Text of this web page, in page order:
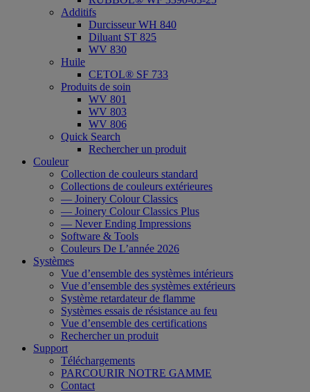
Additifs
Durcisseur WH 840
Diluant ST 825
WV 830
Huile
CETOL® SF 733
Produits de soin
WV 801
WV 803
WV 806
Quick Search
Rechercher un produit
Couleur
Collection de couleurs standard
Collections de couleurs extérieures
— Joinery Colour Classics
— Joinery Colour Classics Plus
— Never Ending Impressions
Software & Tools
Couleurs De L’année 2026
Systèmes
Vue d’ensemble des systèmes intérieurs
Vue d’ensemble des systèmes extérieurs
Système retardateur de flamme
Systèmes essais de résistance au feu
Vue d’ensemble des certifications
Rechercher un produit
Support
Téléchargements
PARCOURIR NOTRE GAMME
Contact